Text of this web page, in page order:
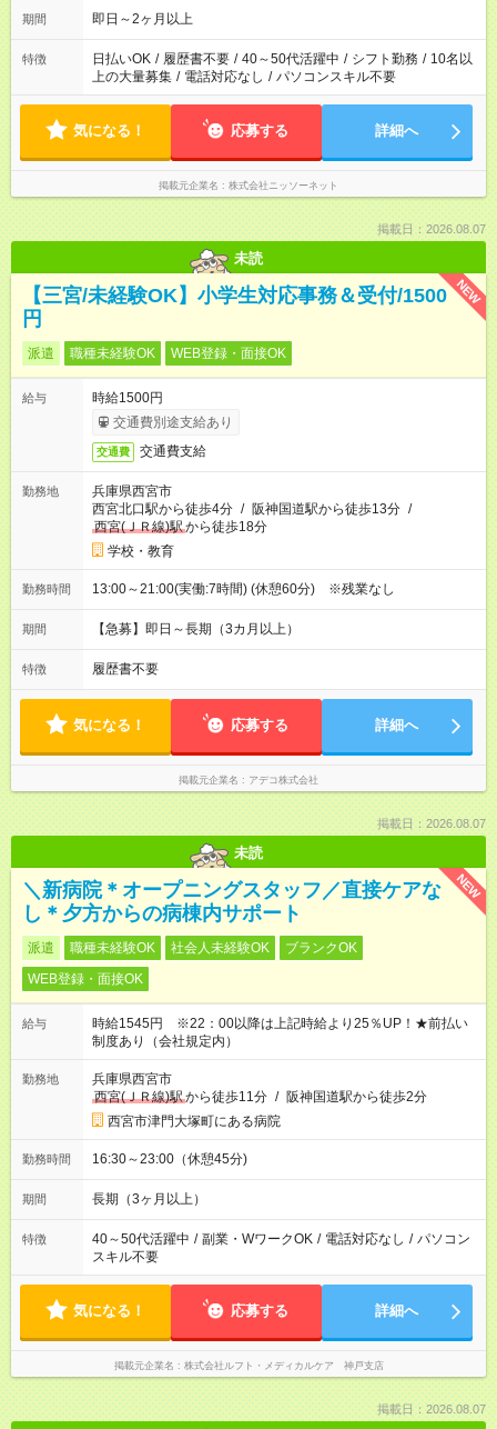
期間 即日～2ヶ月以上
特徴 日払いOK / 履歴書不要 / 40～50代活躍中 / シフト勤務 / 10名以
上の大量募集 / 電話対応なし / パソコンスキル不要
気になる！ 応募する 詳細へ
掲載元企業名 株式会社ニッソーネット
掲載日：2026.08.07
未読
NEW
【三宮/未経験OK】小学生対応事務＆受付/1500
円
派遣 職種未経験OK WEB登録・面接OK
給与
時給1500円
交通費別途支給あり
交通費 交通費支給
勤務地
兵庫県西宮市
西宮北口駅から徒歩4分 / 阪神国道駅から徒歩13分 /
西宮(ＪＲ線)駅から徒歩18分
学校・教育
勤務時間 13:00～21:00(実働:7時間) (休憩60分) ※残業なし
期間 【急募】即日～長期（3カ月以上）
特徴 履歴書不要
気になる！ 応募する 詳細へ
掲載元企業名 アデコ株式会社
掲載日：2026.08.07
未読
NEW
＼新病院＊オープニングスタッフ／直接ケアな
し＊夕方からの病棟内サポート
派遣 職種未経験OK 社会人未経験OK
ブランクOK
WEB登録・面接OK
給与
時給1545円 ※22：00以降は上記時給より25％UP！★前払い
制度あり（会社規定内）
勤務地
兵庫県西宮市
西宮(ＪＲ線)駅から徒歩11分 / 阪神国道駅から徒歩2分
西宮市津門大塚町にある病院
勤務時間 16:30～23:00（休憩45分)
期間 長期（3ヶ月以上）
特徴 40～50代活躍中 / 副業・WワークOK / 電話対応なし / パソコン
スキル不要
気になる！ 応募する 詳細へ
掲載元企業名 株式会社ルフト・メディカルケア 神戸支店
掲載日：2026.08.07